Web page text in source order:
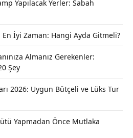
Yapılacak Yerler: Sabah
En İyi Zaman: Hangi Ayda Gitmeli?
Almanız Gerekenler:
Şey
2026: Uygun Bütçeli ve Lüks Tur
Yapmadan Önce Mutlaka